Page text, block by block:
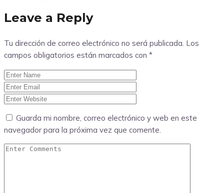
Leave a Reply
Tu dirección de correo electrónico no será publicada. Los
campos obligatorios están marcados con *
Guarda mi nombre, correo electrónico y web en este
navegador para la próxima vez que comente.